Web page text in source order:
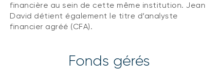
PLACEMENTS ALTERNATIFS
FNB d’investissements alternatifs
CONNEXION REQUISE
Événements
financière au sein de cette même institution. Jean
David détient également le titre d’analyste
financier agréé (CFA).
Fonds gérés